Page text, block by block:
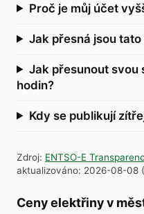
Proč je můj účet
Jak přesná jsou tato
Jak přesunout svou
hodin?
Kdy se publikují
Zdroj: ENTSO-E
aktualizováno: 2026-08-08 (
Ceny elektřiny v